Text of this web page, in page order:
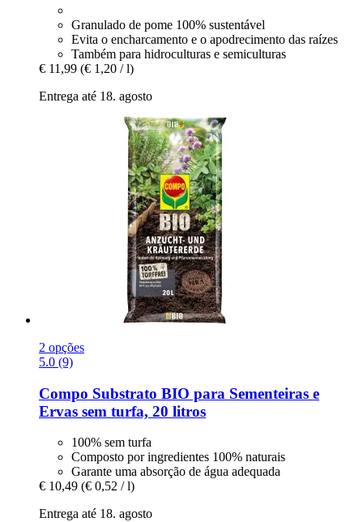
Granulado de pome 100% sustentável
Evita o encharcamento e o apodrecimento das raízes
Também para hidroculturas e semiculturas
€ 11,99 (€ 1,20 / l)
Entrega até 18. agosto
2 opções
5.0 (9)
Compo Substrato BIO para Sementeiras e
Ervas sem turfa, 20 litros
100% sem turfa
Composto por ingredientes 100% naturais
Garante uma absorção de água adequada
€ 10,49 (€ 0,52 / l)
Entrega até 18. agosto